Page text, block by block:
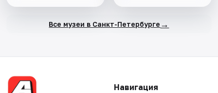
Все музеи в Санкт-Петербурге →
Навигация